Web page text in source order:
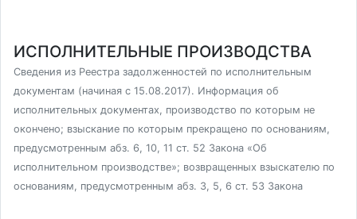
ИСПОЛНИТЕЛЬНЫЕ ПРОИЗВОДСТВА
Сведения из Реестра задолженностей по исполнительным
документам (начиная с 15.08.2017). Информация об
исполнительных документах, производство по которым не
окончено; взыскание по которым прекращено по основаниям,
предусмотренным абз. 6, 10, 11 ст. 52 Закона «Об
исполнительном производстве»; возвращенных взыскателю по
основаниям, предусмотренным абз. 3, 5, 6 ст. 53 Закона